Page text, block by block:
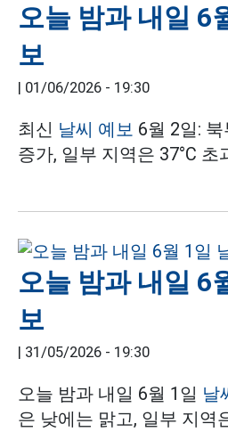
오늘 밤과 내일 6
보
| 01/06/2026 - 19:30
최신 날씨 예보 6월 2일:
증가, 일부 지역은 37°C 초
오늘 밤과 내일 6
보
| 31/05/2026 - 19:30
오늘 밤과 내일 6월 1일 날
은 낮에는 맑고, 일부 지역